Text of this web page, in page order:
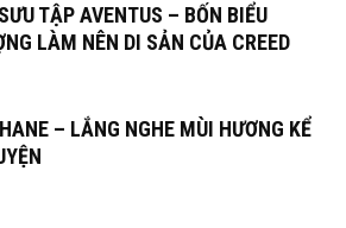
TẬP AVENTUS – BỐN BIỂU
LÀM NÊN DI SẢN CỦA CREED
– LẮNG NGHE MÙI HƯƠNG KỂ